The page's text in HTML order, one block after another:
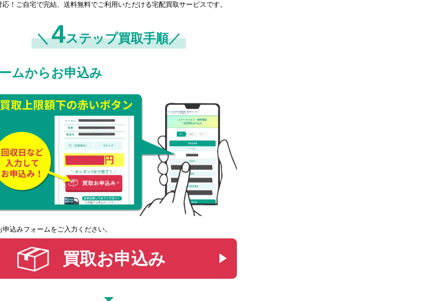
！ご自宅で完結、送料無料でご利用いただける宅配買取サービスです。
＼4ステップ買取手順／
ムからお申込み
込みフォームをご入力ください。
買取お申込み